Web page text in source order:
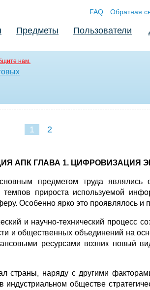
FAQ Обратная
Предметы Пользователи
нам.
1 2
АПК ГЛАВА 1. ЦИФРОВИЗАЦИЯ
предметом труда
прироста используемой
Особенно ярко это проявлялось
и научно-технический процесс
и общественных объединений на
ресурсами возник новый
наряду с другими
обществе